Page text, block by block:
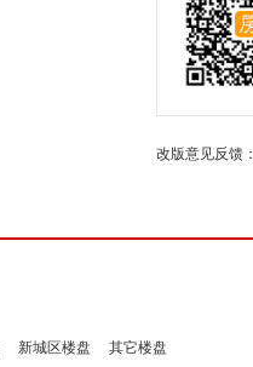
改版意见反馈：
新城区楼盘 其它楼盘